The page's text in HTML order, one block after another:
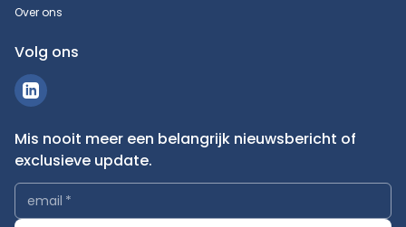
Over ons
Volg ons
Mis nooit meer een belangrijk nieuwsbericht of
exclusieve update.
email *